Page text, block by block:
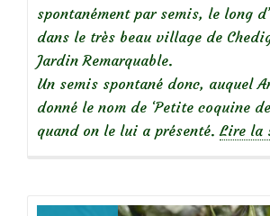
spontanément par semis, le long
dans le très beau village de
Jardin Remarquable.
Un semis spontané donc, auquel
donné le nom de ‘Petite coquine
quand on le lui a présenté. Lire la